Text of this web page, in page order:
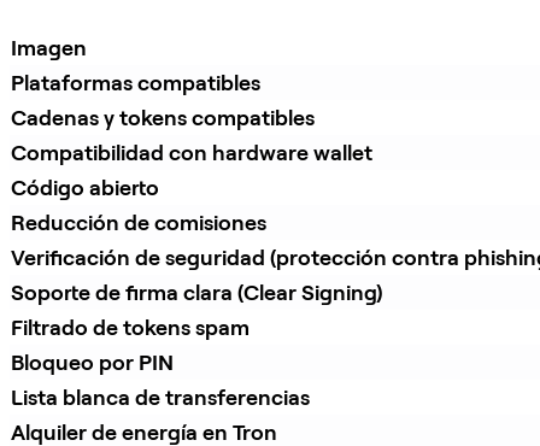
Imagen
Plataformas compatibles
Cadenas y tokens compatibles
Compatibilidad con hardware wallet
Código abierto
Reducción de comisiones
Verificación de seguridad (protección contra
Soporte de firma clara (Clear Signing)
Filtrado de tokens spam
Bloqueo por PIN
Lista blanca de transferencias
Alquiler de energía en Tron